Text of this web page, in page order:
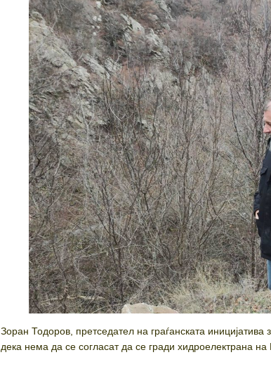
Зоран Тодоров, претседател на граѓанската
дека нема да се согласат да се гради хидроелектрана на